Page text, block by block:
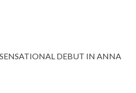
DEBUT IN ANNA